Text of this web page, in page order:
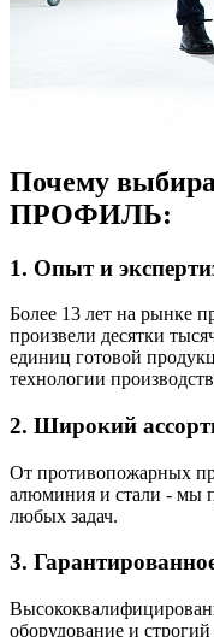
Почему
ПРОФИЛЬ:
1. Опыт и
Более 13 лет на рынке
произвели десятки
единиц готовой
технологии
2. Широкий
От противопожарных
алюминия и стали - мы
любых задач.
3.
оборудование и